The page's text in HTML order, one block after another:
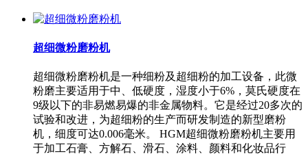
超细微粉磨粉机
超细微粉磨粉机是一种细粉及超细粉的加工设备，此微
粉磨主要适用于中、低硬度，湿度小于6%，莫氏硬度在
9级以下的非易燃易爆的非金属物料。它是经过20多次的
试验和改进，为超细粉的生产而研发制造的新型磨粉
机，细度可达0.006毫米。 HGM超细微粉磨粉机主要用
于加工石膏、方解石、滑石、涂料、颜料和化妆品行